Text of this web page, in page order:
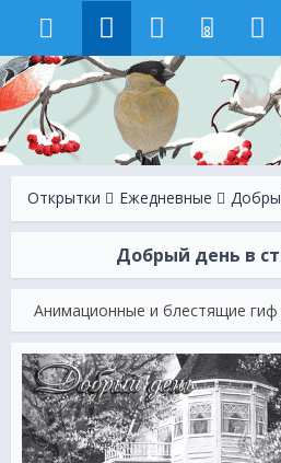
8
Открытки Ежeдневные
Добрый день в
Анимационные и блестящие